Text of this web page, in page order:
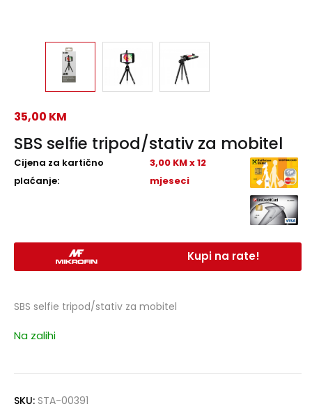
SBS selfie tripod/stativ za mobitel
35,00 KM
Cijena za kartično
plaćanje:
3,00 KM x 12
mjeseci
Kupi na rate!
SBS selfie tripod/stativ za mobitel
Na zalihi
SKU: STA-00391